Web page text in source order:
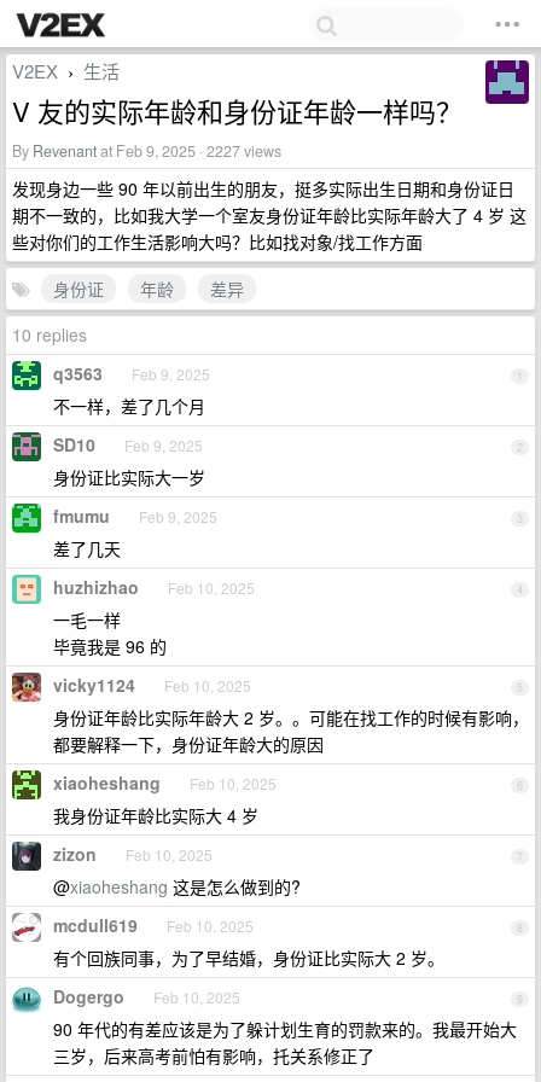
V2EX › 生活
V 友的实际年龄和身份证年龄一样吗？
By Revenantat Feb 9, 2025 · 2227 views
发现身边一些 90 年以前出生的朋友，挺多实际出生日期和身份证日
期不一致的，比如我大学一个室友身份证年龄比实际年龄大了 4 岁 这
些对你们的工作生活影响大吗？比如找对象/找工作方面
身份证
年龄
差异
10 replies
1
q3563 Feb 9, 2025
不一样，差了几个月
2
SD10 Feb 9, 2025
身份证比实际大一岁
3
fmumu Feb 9, 2025
差了几天
4
huzhizhao Feb 10, 2025
一毛一样
毕竟我是 96 的
5
vicky1124 Feb 10, 2025
身份证年龄比实际年龄大 2 岁。。可能在找工作的时候有影响，
都要解释一下，身份证年龄大的原因
6
xiaoheshang Feb 10, 2025
我身份证年龄比实际大 4 岁
7
zizon Feb 10, 2025
@xiaoheshang 这是怎么做到的?
8
mcdull619 Feb 10, 2025
有个回族同事，为了早结婚，身份证比实际大 2 岁。
9
Dogergo Feb 10, 2025
90 年代的有差应该是为了躲计划生育的罚款来的。我最开始大
三岁，后来高考前怕有影响，托关系修正了